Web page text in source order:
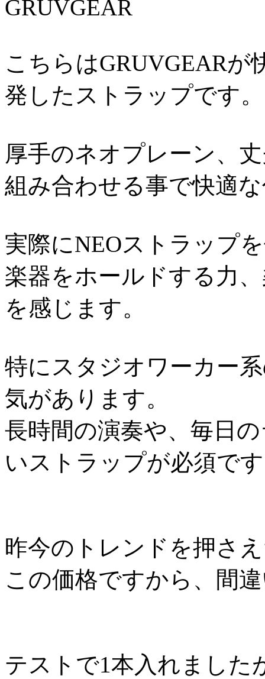
GRUVGEAR
こちらはGRUVGEARが
発したストラップです。
厚手のネオプレーン、
組み合わせる事で快適
実際にNEOストラップ
楽器をホールドする力
を感じます。
特にスタジオワーカー
気があります。
長時間の演奏や、毎日
いストラップが必須で
昨今のトレンドを押さ
この価格ですから、間
テストで1本入れました